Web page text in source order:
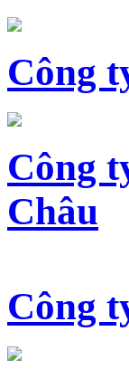
Công
Công
Châu
Công